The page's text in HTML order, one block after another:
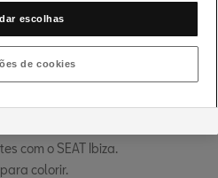
com o SEAT Ibiza.
colorir.
escolhas
de cookies